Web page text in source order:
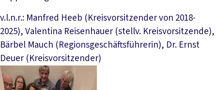
v.l.n.r.: Manfred Heeb (Kreisvorsitzender von 2018-
2025), Valentina Reisenhauer (stellv. Kreisvorsitzende),
Bärbel Mauch (Regionsgeschäftsführerin), Dr. Ernst
Deuer (Kreisvorsitzender)